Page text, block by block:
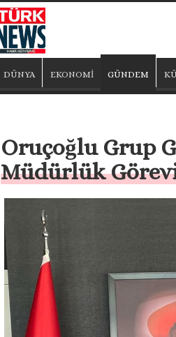
DÜNYA EKONOMİ GÜNDEM
Oruçoğlu Grup
Müdürlük